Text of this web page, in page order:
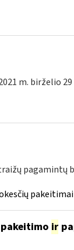
m. birželio 29
pagamintų
pakeitimai
ir